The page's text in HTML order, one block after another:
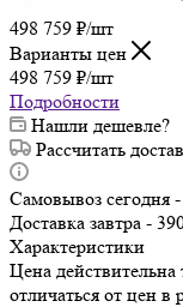
498 759 ₽/шт
Варианты цен
498 759 ₽/шт
Подробности
Нашли дешевле?
Рассчитать
Самовывоз сегодня
Доставка завтра -
Характеристики
Цена действительна
отличаться от цен в